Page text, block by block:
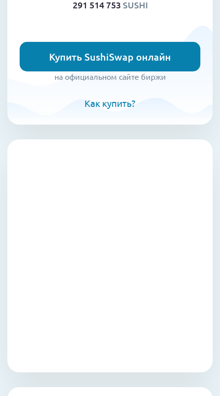
291 514 753 SUSHI
Купить SushiSwap онлайн
на официальном сайте биржи
Как купить?